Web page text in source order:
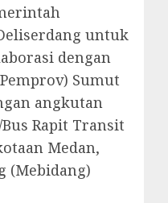
untuk
dengan
Sumut
angkutan
Rapit Transit
Medan,
(Mebidang)